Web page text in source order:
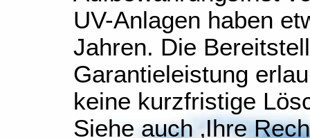
UV-Anlagen haben
Jahren. Die
Garantieleistung
keine kurzfristige
Siehe auch ‚Ihre